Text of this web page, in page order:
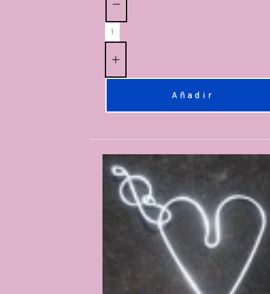
Añadir